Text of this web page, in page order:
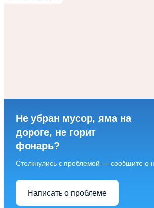
Не убран мусор, яма на
дороге, не горит
фонарь?
Столкнулись с проблемой — сообщите о
Написать о проблеме